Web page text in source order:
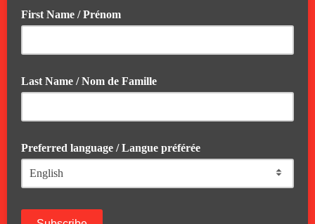
First Name / Prénom
Last Name / Nom de Famille
Preferred language / Langue préférée